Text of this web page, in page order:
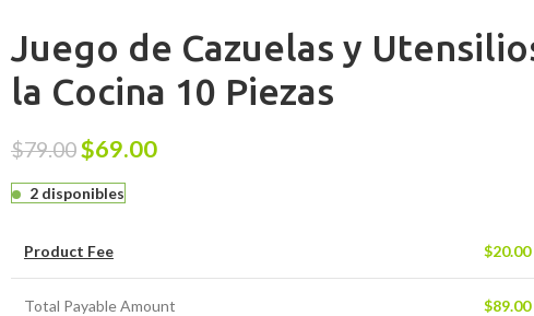
Juego de Cazuelas y
la Cocina 10 Piezas
$79.00$69.00
2 disponibles
Product Fee $20.00
Total Payable Amount $89.00